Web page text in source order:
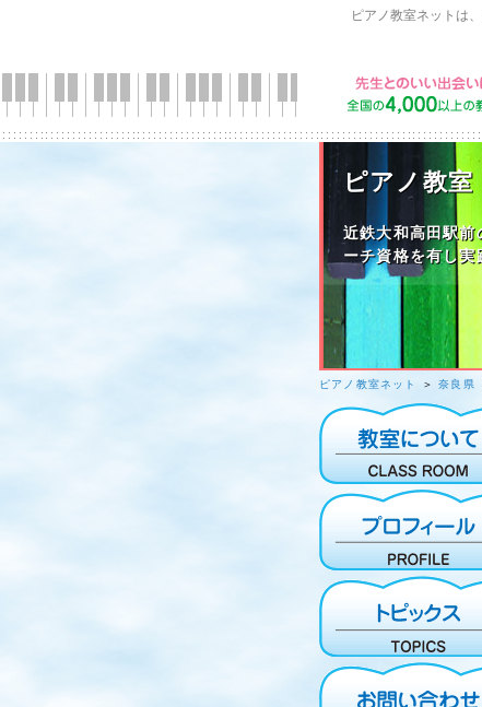
ピアノ教室ネットは
ピアノ教
近鉄大和高田駅前
ーチ資格を有し実
ピアノ教室ネット ＞奈良県